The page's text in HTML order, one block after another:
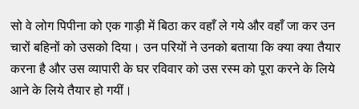
सो वे लोग पिपीना को एक गाड़ी में बिठा कर वहाँ ले गये और वहाँ जा कर उन
चारों बहिनों को उसको दिया। उन परियों ने उनको बताया कि क्या क्या तैयार
करना है और उस व्यापारी के घर रविवार को उस रस्म को पूरा करने के लिये
आने के लिये तैयार हो गयीं।